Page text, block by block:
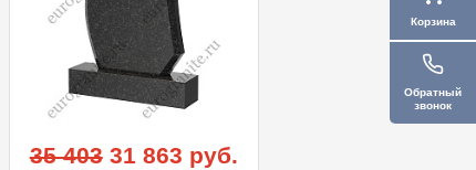
Корзина
Обратный
звонок
35 40331 863 руб.